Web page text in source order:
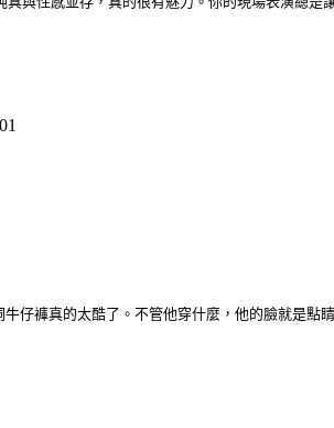
仔褲真的太酷了。不管他穿什麼，他的臉就是點